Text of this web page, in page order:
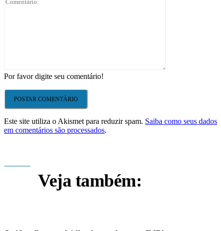
Por favor digite seu comentário!
Este site utiliza o Akismet para reduzir spam. Saiba como seus dados
em comentários são processados.
Veja também: